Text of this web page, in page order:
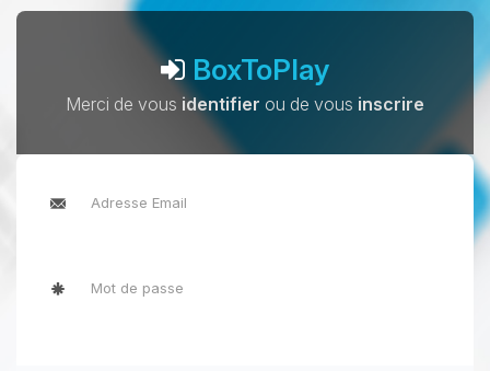
BoxToPlay
Merci de vous identifier ou de vous inscrire